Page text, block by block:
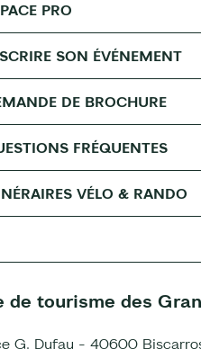
PRO
SON ÉVÉNEMENT
DE BROCHURE
FRÉQUENTES
VÉLO & RANDO
de tourisme des
G. Dufau - 40600